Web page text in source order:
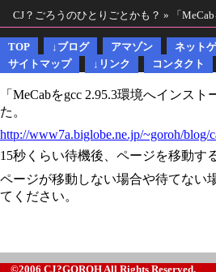
CJ？ごろうのひとりごとかも？ » 「
TOP ↓ブログ アマゾン ネット
サイトマップ
↓リンク コンタクト
「MeCabをgcc 2.95.3環境へインス
た。
http://www7a.biglobe.ne.jp/~goroh/blog/
15秒くらい待機後、ページを移動す
ページが移動しない場合や待てない
てください。
©2006 CJ?GOROH All Rights Reserved.